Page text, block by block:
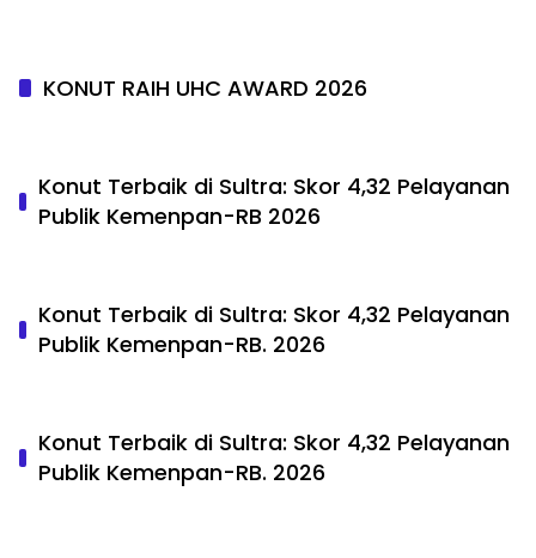
KONUT RAIH UHC AWARD 2026
Konut Terbaik di Sultra: Skor 4,32 Pelayanan
Publik Kemenpan-RB 2026
Konut Terbaik di Sultra: Skor 4,32 Pelayanan
Publik Kemenpan-RB. 2026
Konut Terbaik di Sultra: Skor 4,32 Pelayanan
Publik Kemenpan-RB. 2026